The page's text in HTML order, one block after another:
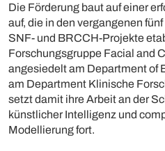
Die Förderung baut auf einer
auf, die in den vergangenen
SNF- und BRCCH-Projekte
Forschungsgruppe Facial and
angesiedelt am Department of
am Department Klinische
setzt damit ihre Arbeit an der
künstlicher Intelligenz und
Modellierung fort.